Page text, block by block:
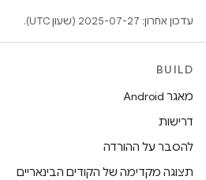
עדכון אחרון: 2025-07-27 (שעון UTC).
BUILD
מאגר Android
דרישות
להסבר על ההורדה
תצוגה מקדימה של הקודים הבינאריים